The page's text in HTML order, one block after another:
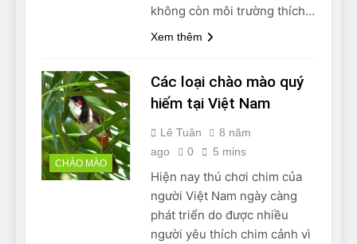
7 Năm Ago
không còn môi trường thích…
Xem thêm
CHÀO MÀO
Các loại chào mào quý
hiếm tại Việt Nam
Lê Tuân
8 năm
ago
0 5 mins
Hiện nay thú chơi chim của
người Việt Nam ngày càng
phát triển do được nhiều
người yêu thích chim cảnh vì